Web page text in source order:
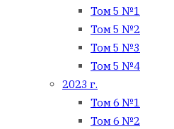
Том 5 №1
Том 5 №2
Том 5 №3
Том 5 №4
2023 г.
Том 6 №1
Том 6 №2